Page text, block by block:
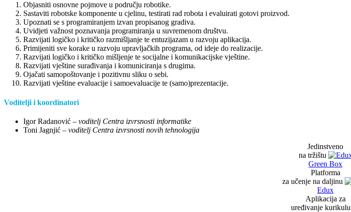
Objasniti osnovne pojmove u području robotike.
Sastaviti robotske komponente u cjelinu, testirati rad robota i evaluirati gotovi proizvod.
Upoznati se s programiranjem izvan propisanog gradiva.
Uvidjeti važnost poznavanja programiranja u suvremenom društvu.
Razvijati logičko i kritičko razmišljanje te entuzijazam u razvoju aplikacija.
Primijeniti sve korake u razvoju upravljačkih programa, od ideje do realizacije.
Razvijati logičko i kritičko mišljenje te socijalne i komunikacijske vještine.
Razvijati vještine surađivanja i komuniciranja s drugima.
Ojačati samopoštovanje i pozitivnu sliku o sebi.
Razvijati vještine evaluacije i samoevaluacije te (samo)prezentacije.
Voditelji i koordinatori
Igor Radanović – voditelj Centra izvrsnosti informatike
Toni Jagnjić – voditelj Centra izvrsnosti novih tehnologija
Jedinstveno
na tržištu
Green Box
Platforma
za učenje na daljinu
Edux
Aplikacija za
uređivanje